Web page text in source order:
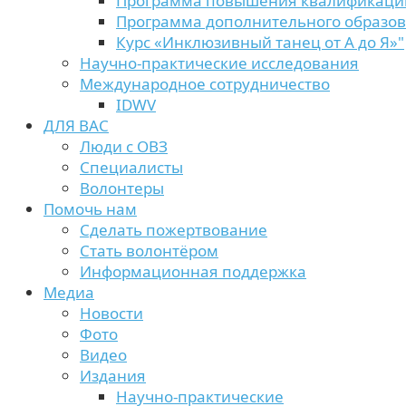
Программа дополнительного
Курс «Инклюзивный танец от А до Я»"
Научно-практические исследования
Международное сотрудничество
IDWV
ДЛЯ ВАС
Люди с ОВЗ
Специалисты
Волонтеры
Помочь нам
Сделать пожертвование
Стать волонтёром
Информационная поддержка
Медиа
Новости
Фото
Видео
Издания
Научно-практические